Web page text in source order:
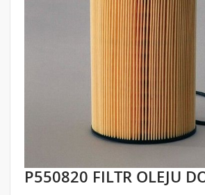
Skip
toP550820 FILTR OLEJU